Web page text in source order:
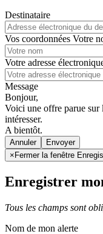
Destinataire
Vos coordonnées Votre
Votre adresse
Message
Bonjour,
Voici une offre parue sur
intéresser.
A bientôt.
Annuler
× Fermer la fenêtre
Enregistrer
Tous les champs sont
Nom de mon alerte